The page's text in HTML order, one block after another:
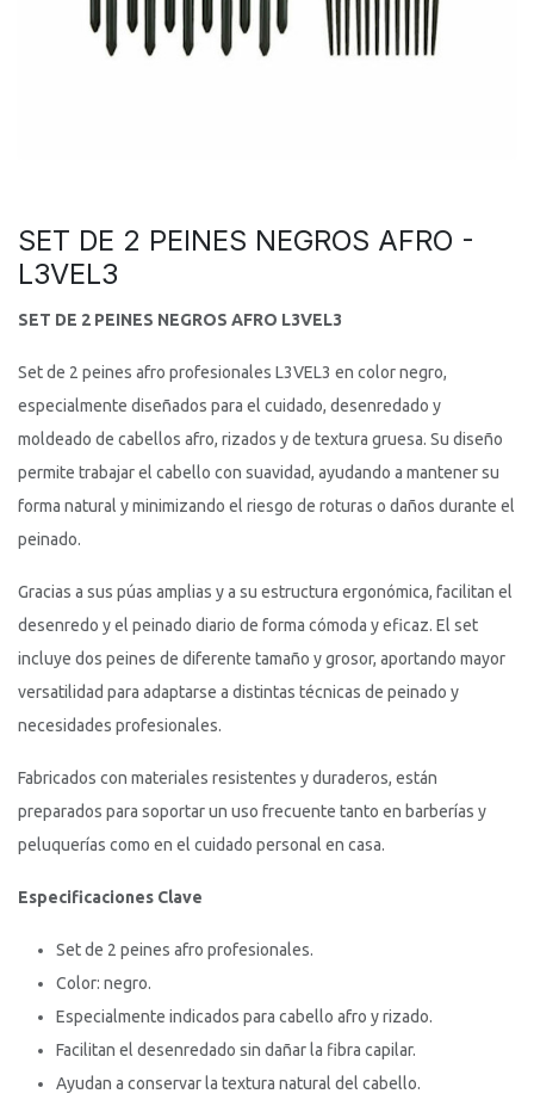
SET DE 2 PEINES NEGROS AFRO -
L3VEL3
SET DE 2 PEINES NEGROS AFRO L3VEL3
Set de 2 peines afro profesionales L3VEL3 en color negro,
especialmente diseñados para el cuidado, desenredado y
moldeado de cabellos afro, rizados y de textura gruesa. Su diseño
permite trabajar el cabello con suavidad, ayudando a mantener su
forma natural y minimizando el riesgo de roturas o daños durante el
peinado.
Gracias a sus púas amplias y a su estructura ergonómica, facilitan el
desenredo y el peinado diario de forma cómoda y eficaz. El set
incluye dos peines de diferente tamaño y grosor, aportando mayor
versatilidad para adaptarse a distintas técnicas de peinado y
necesidades profesionales.
Fabricados con materiales resistentes y duraderos, están
preparados para soportar un uso frecuente tanto en barberías y
peluquerías como en el cuidado personal en casa.
Especificaciones Clave
Set de 2 peines afro profesionales.
Color: negro.
Especialmente indicados para cabello afro y rizado.
Facilitan el desenredado sin dañar la fibra capilar.
Ayudan a conservar la textura natural del cabello.